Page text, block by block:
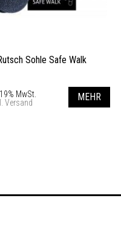
Sohle Safe Walk
MwSt.
Versand
MEHR